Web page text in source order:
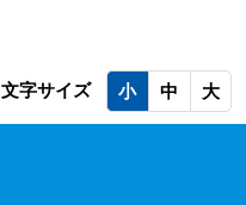
文字サイズ
小 中 大